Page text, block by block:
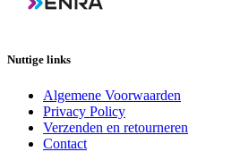
Nuttige links
Algemene Voorwaarden
Privacy Policy
Verzenden en retourneren
Contact